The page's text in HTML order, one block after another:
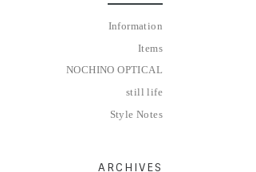
Information
Items
NOCHINO OPTICAL
still life
Style Notes
ARCHIVES